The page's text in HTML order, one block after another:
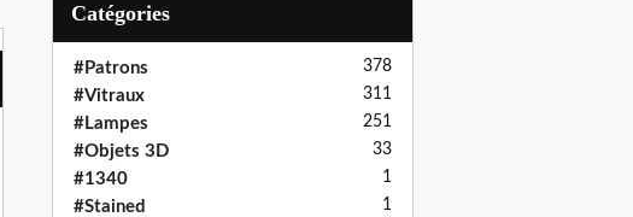
Catégories
#Patrons 378
#Vitraux 311
#Lampes 251
#Objets 3D 33
#1340 1
#Stained 1